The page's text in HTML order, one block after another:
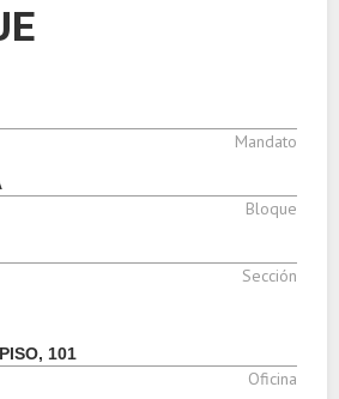
Mandato
Bloque
Sección
101
Oficina